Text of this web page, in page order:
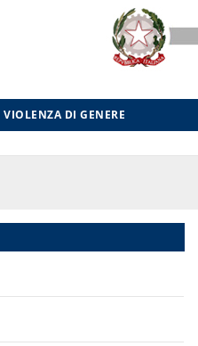
VIOLENZA DI GENERE